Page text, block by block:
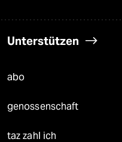
Unterstützen
abo
genossenschaft
taz zahl ich